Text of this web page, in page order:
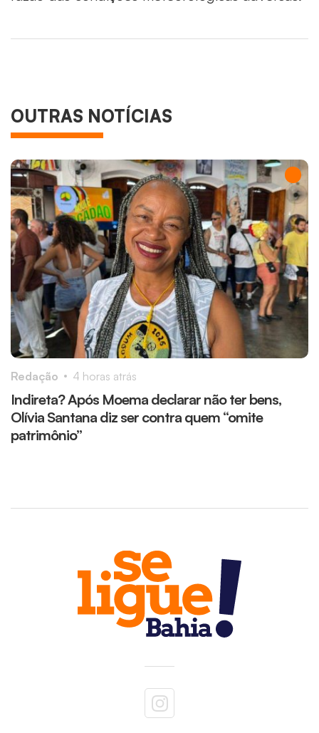
OUTRAS NOTÍCIAS
Indireta? Após Moema declarar não ter bens,
Olívia Santana diz ser contra quem “omite
patrimônio”
Redação 4 horas atrás